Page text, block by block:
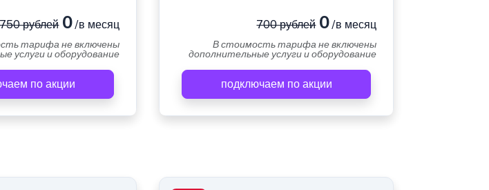
750 рублей0/в месяц
тарифа не включены
услуги и оборудование
по акции
700 рублей0/в месяц
В стоимость тарифа не включены
дополнительные услуги и оборудование
подключаем по акции